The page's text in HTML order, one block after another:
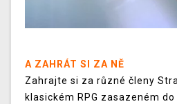
A ZAHRÁT SI ZA NĚ
Zahrajte si za různé členy
klasickém RPG zasazeném